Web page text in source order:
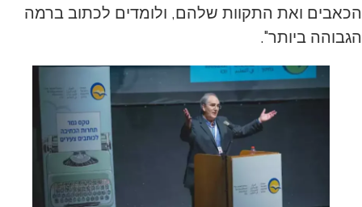
הכאבים ואת התקוות שלהם, ולומדים לכתוב ברמה
הגבוהה ביותר".